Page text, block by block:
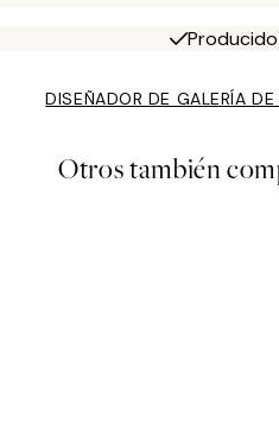
DISEÑADOR DE GALERÍA DE
Otros también